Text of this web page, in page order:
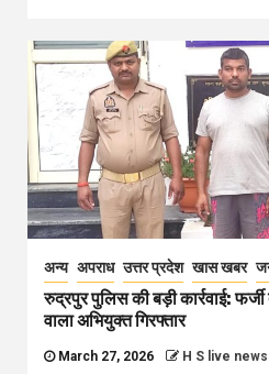
अन्य अपराध उत्तर प्रदेश खास खबर
रुद्रपुर पुलिस की बड़ी कार्रवाई:
वाला अभियुक्त गिरफ्तार
March 27, 2026 H S live news